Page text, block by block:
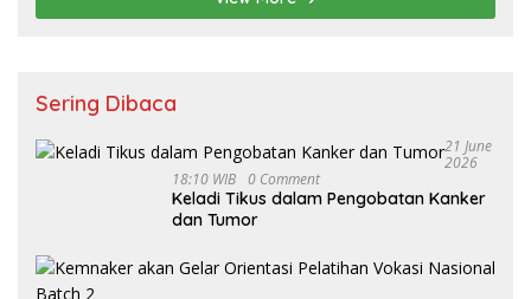
Sering Dibaca
21 June
2026
18:10 WIB 0 Comment
Keladi Tikus dalam Pengobatan Kanker
dan Tumor